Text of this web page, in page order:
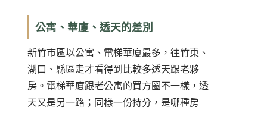
公寓、華廈、透天的差別
新竹市區以公寓、電梯華廈最多，往竹東、
湖口、縣區走才看得到比較多透天跟老夥
房。電梯華廈跟老公寓的買方圈不一樣，透
天又是另一路；同樣一份持分，是哪種房